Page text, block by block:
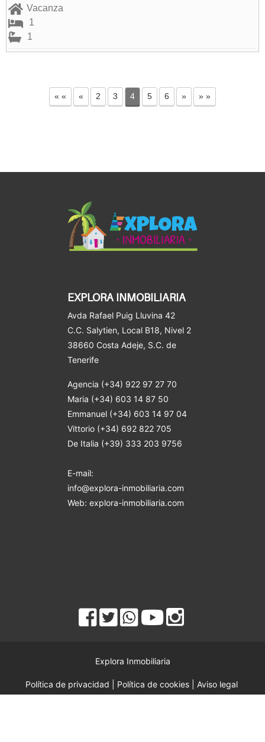
Vacanza
1
1
« « « 2 3 4 5 6 » » »
EXPLORA INMOBILIARIA
Avda Rafael Puig Lluvina 42
C.C. Salytien, Local B18, Nivel 2
38660 Costa Adeje, S.C. de
Tenerife
Agencia (+34) 922 97 27 70
Maria (+34) 603 14 87 50
Emmanuel (+34) 603 14 97 04
Vittorio (+34) 692 822 705
De Italia (+39) 333 203 9756
E-mail:
info@explora-inmobiliaria.com
Web: explora-inmobiliaria.com
Explora Inmobiliaria
Política de privacidad Política de cookies| Aviso legal